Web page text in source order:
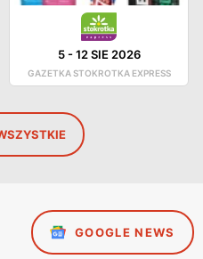
5-12 SIE 2026
GAZETKA STOKROTKA EXPRESS
GOOGLE NEWS